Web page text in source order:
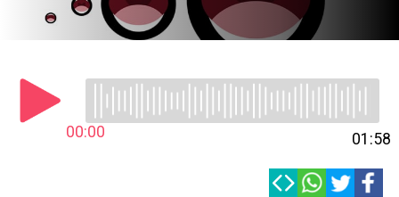
00:00 01:58